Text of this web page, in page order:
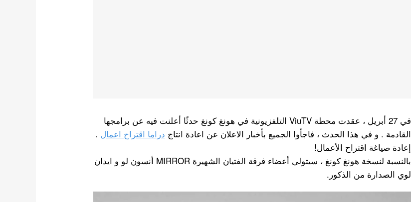
في 27 أبريل ، عقدت محطة ViuTV التلفزيونية في هونغ كونغ حدثًا أعلنت فيه عن برامجها
القادمة . و في هذا الحدث ، فاجأوا الجميع بأخبار الاعلان عن اعادة انتاج دراما اقتراح اعمال .
إعادة صياغة اقتراح الأعمال!
بالنسبة لنسخة هونغ كونغ ، سيتولى أعضاء فرقة الفتيان الشهيرة MIRROR أنسون لو و ايدان
لوي الصدارة من الذكور.